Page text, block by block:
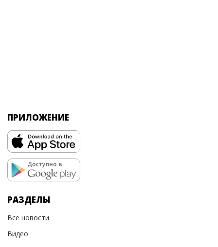
ПРИЛОЖЕНИЕ
РАЗДЕЛЫ
Все новости
Видео